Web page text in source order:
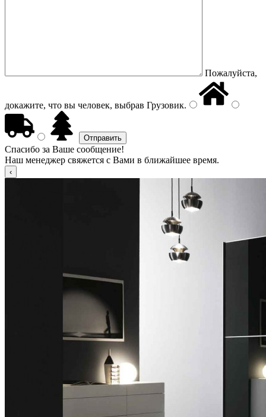
Пожалуйста,
докажите, что вы человек, выбрав Грузовик.
Спасибо за Ваше сообщение!
Наш менеджер свяжется с Вами в ближайшее время.